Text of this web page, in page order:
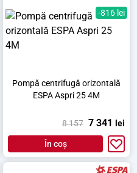
-816 lei
Pompă centrifugă orizontală
ESPA Aspri 25 4M
8 157 7 341 lei
În coș